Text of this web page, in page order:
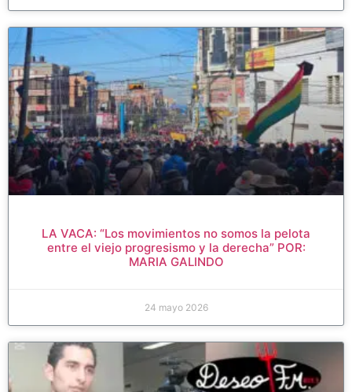
LA VACA: “Los movimientos no somos la pelota
entre el viejo progresismo y la derecha” POR:
MARIA GALINDO
24 mayo 2026